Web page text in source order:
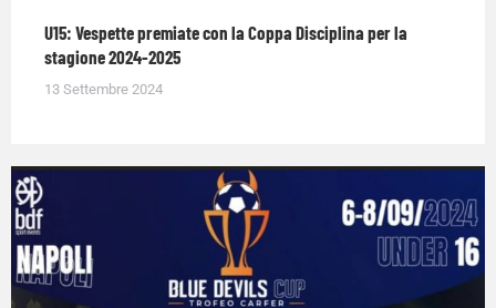
U15: Vespette premiate con la Coppa Disciplina per la
stagione 2024-2025
13 Settembre 2024